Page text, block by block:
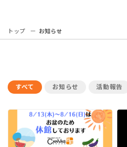
トップ お知らせ
すべて お知らせ 活動報告